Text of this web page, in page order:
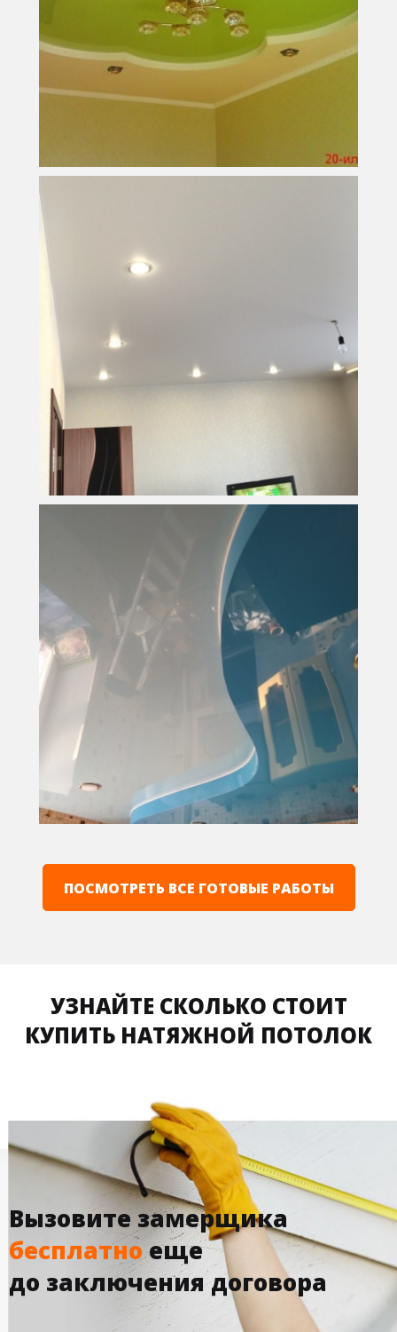
Стоимость 5 500 руб.
Стоимость
2
6 500 руб.
ПОСМОТРЕТЬ ВСЕ ГОТОВЫЕ РАБОТЫ
УЗНАЙТЕ СКОЛЬКО СТОИТ
КУПИТЬ НАТЯЖНОЙ ПОТОЛОК
Вызовите замерщика
бесплатноеще
до заключения договора